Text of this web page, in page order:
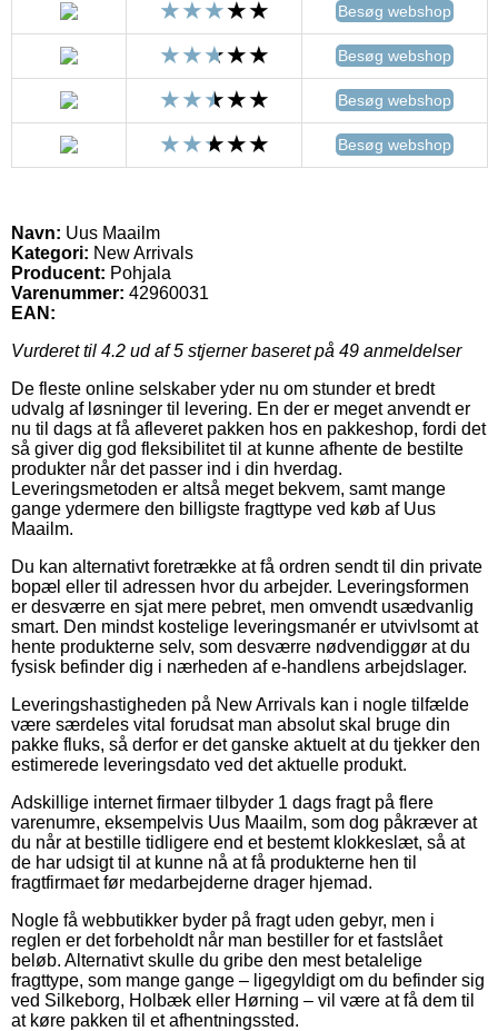
Besøg webshop
Besøg webshop
Besøg webshop
Besøg webshop
Navn: Uus Maailm
Kategori: New Arrivals
Producent: Pohjala
Varenummer: 42960031
EAN:
Vurderet til 4.2 ud af 5 stjerner baseret på 49 anmeldelser
De fleste online selskaber yder nu om stunder et bredt
udvalg af løsninger til levering. En der er meget anvendt er
nu til dags at få afleveret pakken hos en pakkeshop, fordi det
så giver dig god fleksibilitet til at kunne afhente de bestilte
produkter når det passer ind i din hverdag.
Leveringsmetoden er altså meget bekvem, samt mange
gange ydermere den billigste fragttype ved køb af Uus
Maailm.
Du kan alternativt foretrække at få ordren sendt til din private
bopæl eller til adressen hvor du arbejder. Leveringsformen
er desværre en sjat mere pebret, men omvendt usædvanlig
smart. Den mindst kostelige leveringsmanér er utvivlsomt at
hente produkterne selv, som desværre nødvendiggør at du
fysisk befinder dig i nærheden af e-handlens arbejdslager.
Leveringshastigheden på New Arrivals kan i nogle tilfælde
være særdeles vital forudsat man absolut skal bruge din
pakke fluks, så derfor er det ganske aktuelt at du tjekker den
estimerede leveringsdato ved det aktuelle produkt.
Adskillige internet firmaer tilbyder 1 dags fragt på flere
varenumre, eksempelvis Uus Maailm, som dog påkræver at
du når at bestille tidligere end et bestemt klokkeslæt, så at
de har udsigt til at kunne nå at få produkterne hen til
fragtfirmaet før medarbejderne drager hjemad.
Nogle få webbutikker byder på fragt uden gebyr, men i
reglen er det forbeholdt når man bestiller for et fastslået
beløb. Alternativt skulle du gribe den mest betalelige
fragttype, som mange gange – ligegyldigt om du befinder sig
ved Silkeborg, Holbæk eller Hørning – vil være at få dem til
at køre pakken til et afhentningssted.